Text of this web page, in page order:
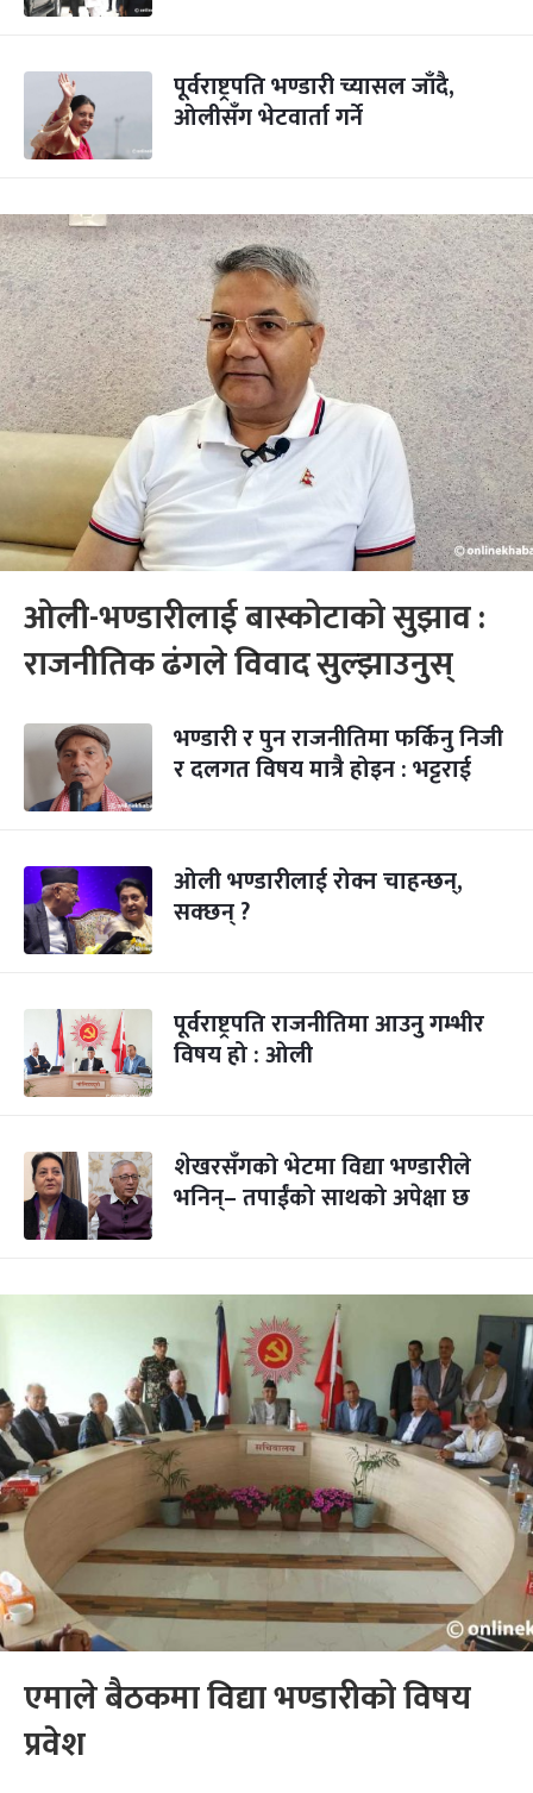
पूर्वराष्ट्रपति भण्डारी च्यासल जाँदै,
ओलीसँग भेटवार्ता गर्ने
ओली-भण्डारीलाई बास्कोटाको सुझाव :
राजनीतिक ढंगले विवाद सुल्झाउनुस्
भण्डारी र पुन राजनीतिमा फर्किनु निजी
र दलगत विषय मात्रै होइन : भट्टराई
ओली भण्डारीलाई रोक्न चाहन्छन्,
सक्छन् ?
पूर्वराष्ट्रपति राजनीतिमा आउनु गम्भीर
विषय हो : ओली
शेखरसँगको भेटमा विद्या भण्डारीले
भनिन्– तपाईंको साथको अपेक्षा छ
एमाले बैठकमा विद्या भण्डारीको विषय
प्रवेश